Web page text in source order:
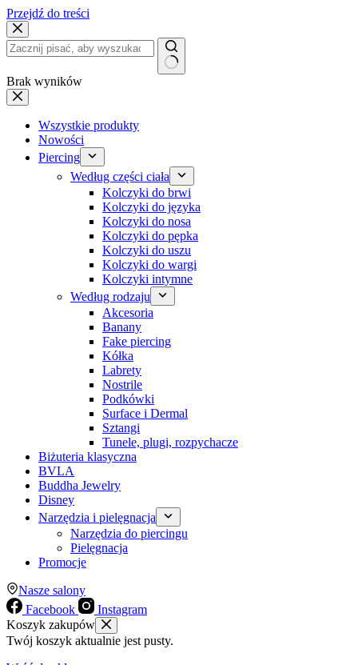
Przejdź do treści
Brak wyników
Wszystkie produkty
Nowości
Piercing
Według części ciała
Kolczyki do brwi
Kolczyki do języka
Kolczyki do nosa
Kolczyki do pępka
Kolczyki do uszu
Kolczyki do wargi
Kolczyki intymne
Według rodzaju
Akcesoria
Banany
Fake piercing
Kółka
Labrety
Nostrile
Podkówki
Surface i Dermal
Sztangi
Tunele, plugi, rozpychacze
Biżuteria klasyczna
BVLA
Buddha Jewelry
Disney
Narzędzia i pielęgnacja
Narzędzia do piercingu
Pielęgnacja
Promocje
Nasze salony
Facebook
Instagram
Koszyk zakupów
Twój koszyk aktualnie jest pusty.